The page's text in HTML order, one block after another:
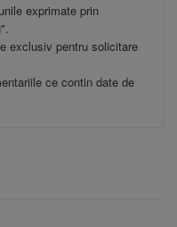
exprimate prin
exclusiv pentru solicitare
ce contin date de